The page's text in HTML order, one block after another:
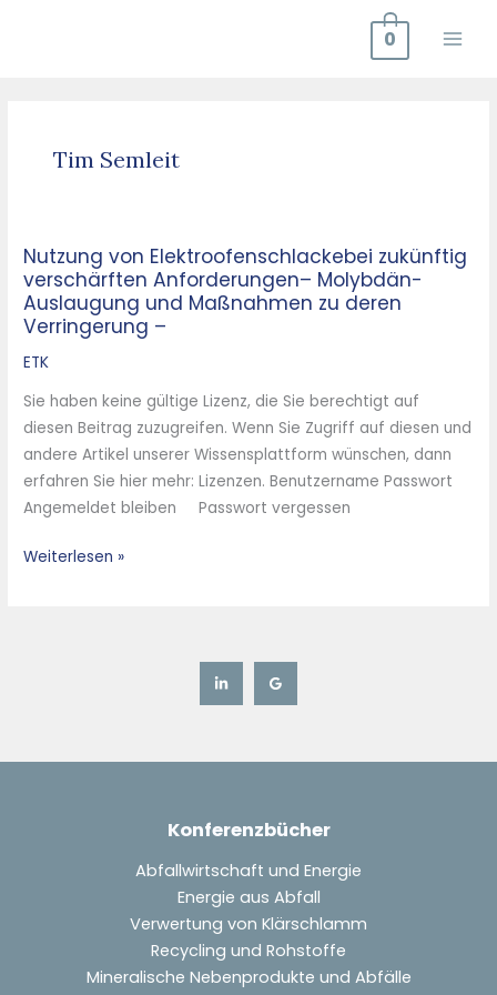
0
Tim Semleit
Nutzung von Elektroofenschlackebei zukünftig
verschärften Anforderungen– Molybdän-
Auslaugung und Maßnahmen zu deren
Verringerung –
ETK
Sie haben keine gültige Lizenz, die Sie berechtigt auf
diesen Beitrag zuzugreifen. Wenn Sie Zugriff auf diesen und
andere Artikel unserer Wissensplattform wünschen, dann
erfahren Sie hier mehr: Lizenzen. Benutzername Passwort
Angemeldet bleiben Passwort vergessen
Nutzung
von
Elektroofenschlackebei
zukünftig
verschärften
Anforderungen–
Molybdän-
Auslaugung
und
Maßnahmen
deren
Weiterlesen »
Konferenzbücher
Abfallwirtschaft und Energie
Energie aus Abfall
Verwertung von Klärschlamm
Recycling und Rohstoffe
Mineralische Nebenprodukte und Abfälle